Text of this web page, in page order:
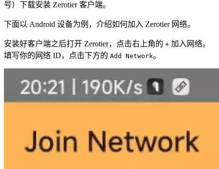
号）下载安装 Zerotier 客户端。
下面以 Android 设备为例，介绍如何加入 Zerotier 网络。
安装好客户端之后打开 Zerotier，点击右上角的 + 加入网络。
填写你的网络 ID，点击下方的 Add Network。